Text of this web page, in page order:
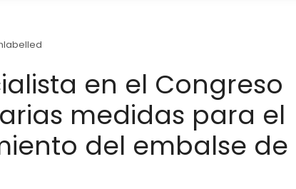
en el Congreso
medidas para el
del embalse de